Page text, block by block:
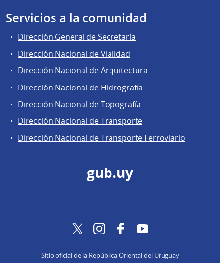
Servicios a la comunidad
Dirección General de Secretaría
Dirección Nacional de Vialidad
Dirección Nacional de Arquitectura
Dirección Nacional de Hidrografía
Dirección Nacional de Topografía
Dirección Nacional de Transporte
Dirección Nacional de Transporte Ferroviario
gub.uy
TwitterInstagramFacebookYouTube
Sitio oficial de la República Oriental del Uruguay